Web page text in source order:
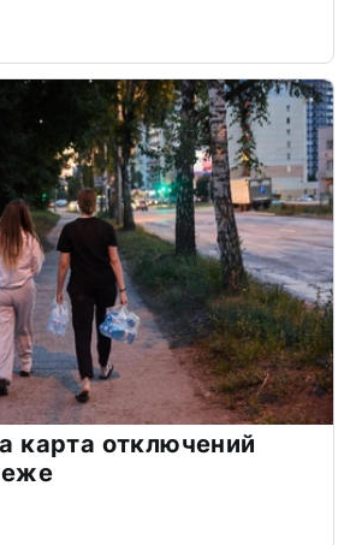
карта отключений